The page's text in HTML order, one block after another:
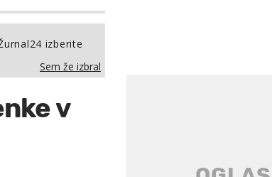
izberite
Sem že izbral
v